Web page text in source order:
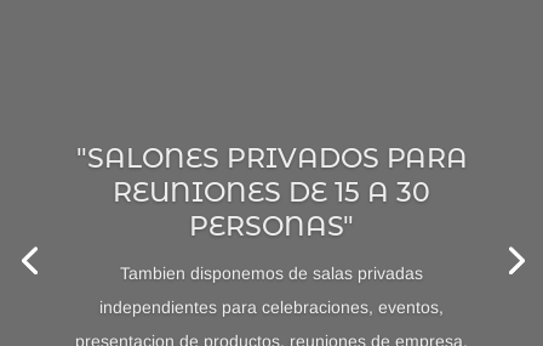
"SALONES PRIVADOS PARA
REUNIONES DE 15 A 30
PERSONAS"
Tambien disponemos de salas privadas
independientes para celebraciones, eventos,
presentacion de productos, reuniones de empresa,